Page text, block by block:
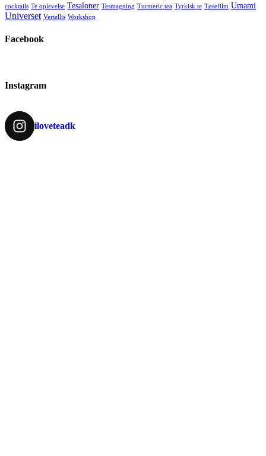
cocktails Te oplevelse Tesaloner Tesmagning Turmeric tea Tyrkisk te Tøsefilm Umami
Universet Vertellis Workshop
Facebook
Instagram
iloveteadk